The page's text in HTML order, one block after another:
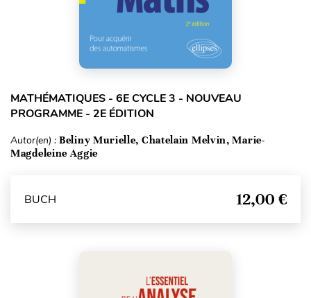
MATHÉMATIQUES - 6E CYCLE 3 - NOUVEAU
PROGRAMME - 2E ÉDITION
Autor(en) : Beliny Murielle, Chatelain Melvin, Marie-
Magdeleine Aggie
BUCH 12,00 €